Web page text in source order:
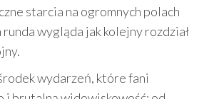
starcia na ogromnych polach
wygląda jak kolejny rozdział
wydarzeń, które fani